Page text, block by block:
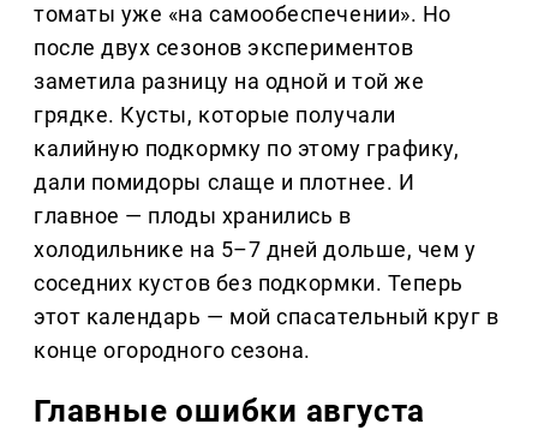
томаты уже «на самообеспечении». Но
после двух сезонов экспериментов
заметила разницу на одной и той же
грядке. Кусты, которые получали
калийную подкормку по этому графику,
дали помидоры слаще и плотнее. И
главное — плоды хранились в
холодильнике на 5–7 дней дольше, чем у
соседних кустов без подкормки. Теперь
этот календарь — мой спасательный круг в
конце огородного сезона.
Главные ошибки августа